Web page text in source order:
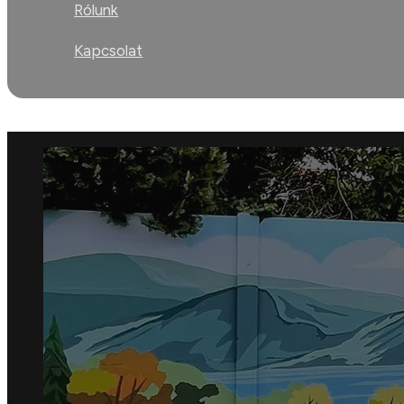
Rólunk
Kapcsolat